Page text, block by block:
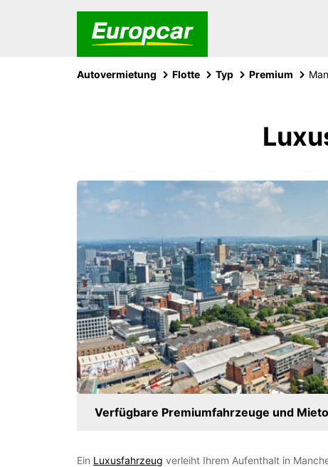
Autovermietung Flotte Typ Premium
Verfügbare Premiumfahrzeuge und
Ein Luxusfahrzeug verleiht Ihrem Aufenthalt in